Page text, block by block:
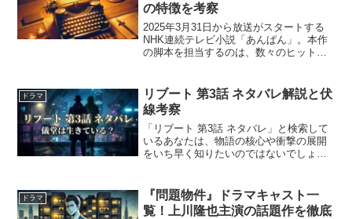
の特徴を考察
2025年3月31日から放送がスタートする
NHK連続テレビ小説「あんぱん」。本作
の脚本を担当するのは、数々のヒットド
など、幅広いジャンルで成功を収めてき
た中園さ...
ドラマ
リブート 第3話 ネタバレ解説と伏
線考察
「リブート 第3話 ネタバレ」と検索して
いるあなたは、物語の核心や衝撃の展開
をいち早く知りたいのではないでしょう
伏線もより深く理解できます。この記事
では、リブート ...
ドラマ
『問題物件』ドラマキャスト一
覧！上川隆也主演の話題作を徹底